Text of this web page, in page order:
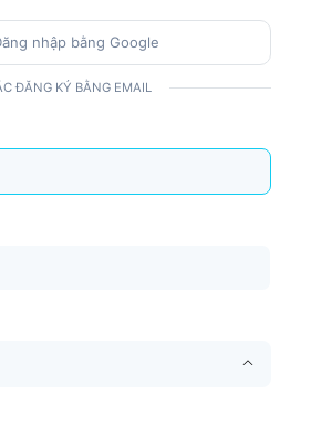
nhập bằng Google
ĐĂNG KÝ BẰNG EMAIL